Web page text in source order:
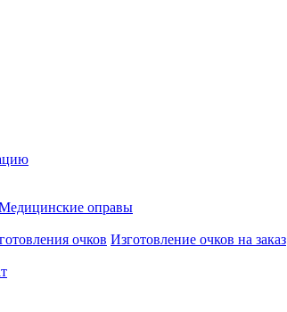
оправы
очков Изготовление очков на заказ